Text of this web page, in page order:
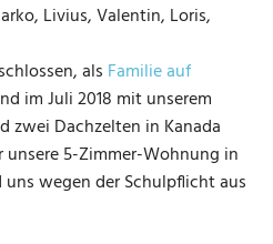
Livius, Valentin, Loris,
als Familie auf
im Juli 2018 mit unserem
zwei Dachzelten in Kanada
5-Zimmer-Wohnung in
wegen der Schulpflicht aus